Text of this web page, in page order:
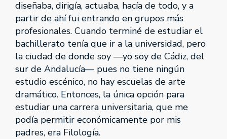
diseñaba, dirigía, actuaba, hacía de todo, y a
partir de ahí fui entrando en grupos más
profesionales. Cuando terminé de estudiar el
bachillerato tenía que ir a la universidad, pero
la ciudad de donde soy —yo soy de Cádiz, del
sur de Andalucía— pues no tiene ningún
estudio escénico, no hay escuelas de arte
dramático. Entonces, la única opción para
estudiar una carrera universitaria, que me
podía permitir económicamente por mis
padres, era Filología.